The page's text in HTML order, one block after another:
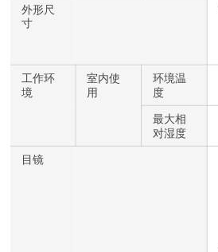
外形尺
寸
工作环
境
室内使
用
环境温
度
最大相
对湿度
目镜